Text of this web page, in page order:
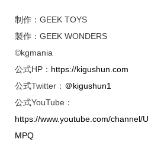
制作：GEEK TOYS
製作：GEEK WONDERS
©kgmania
公式HP： https://kigushun.com
公式Twitter： ＠kigushun1
公式YouTube：
https://www.youtube.com/channel/
MPQ